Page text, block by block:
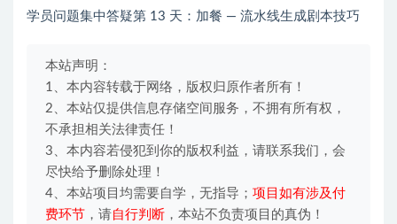
学员问题集中答疑第 13 天：加餐 — 流水线生成剧本技巧
本站声明：
1、本内容转载于网络，版权归原作者所有！
2、本站仅提供信息存储空间服务，不拥有所有权，
不承担相关法律责任！
3、本内容若侵犯到你的版权利益，请联系我们，会
尽快给予删除处理！
4、本站项目均需要自学，无指导； 项目如有涉及付
费环节 ，请自行判断 ，本站不负责项目的真伪！